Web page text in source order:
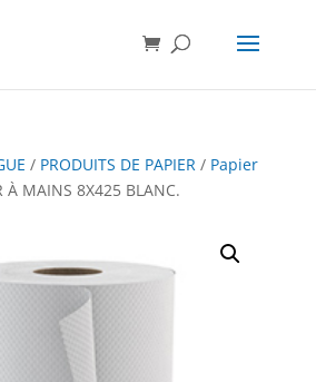
/ PRODUITS DE PAPIER/ Papier
À MAINS 8X425 BLANC.